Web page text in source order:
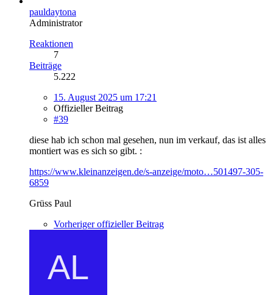
pauldaytona
Administrator
Reaktionen
7
Beiträge
5.222
15. August 2025 um 17:21
Offizieller Beitrag
#39
diese hab ich schon mal gesehen, nun im verkauf, das ist alles
montiert was es sich so gibt. :
https://www.kleinanzeigen.de/s-anzeige/moto…501497-305-
6859
Grüss Paul
Vorheriger offizieller Beitrag